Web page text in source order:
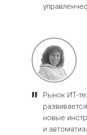
Рынок ИТ-
новые
и
"